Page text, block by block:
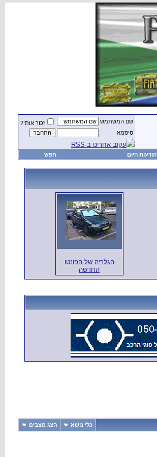
שם המשתמש
זכור אותי?
סיסמא
עקוב אחרינו ב-RSS
הודעות היום חפש
הגלריה של הפונטו
החדשה
כלי נושא הצג מצבים